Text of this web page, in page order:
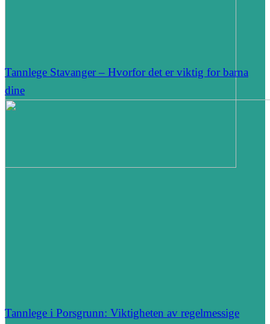
Tannlege Stavanger – Hvorfor det er viktig for barna
dine
Tannlege i Porsgrunn: Viktigheten av regelmessige